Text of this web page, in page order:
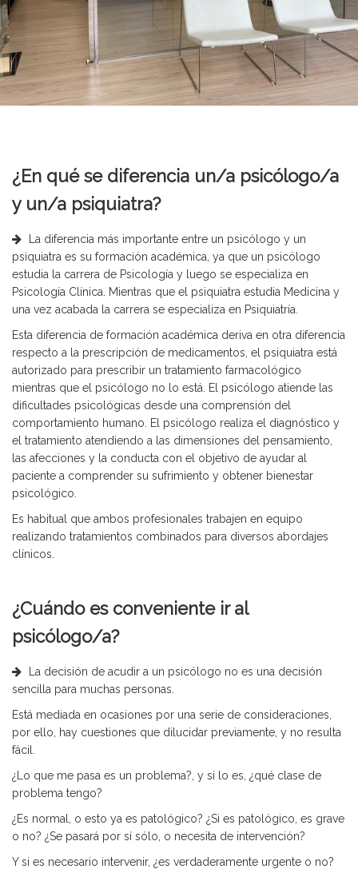
¿En qué se diferencia un/a psicólogo/a
y un/a psiquiatra?
La diferencia más importante entre un psicólogo y un
psiquiatra es su formación académica, ya que un psicólogo
estudia la carrera de Psicología y luego se especializa en
Psicología Clínica. Mientras que el psiquiatra estudia Medicina y
una vez acabada la carrera se especializa en Psiquiatría.
Esta diferencia de formación académica deriva en otra diferencia
respecto a la prescripción de medicamentos, el psiquiatra está
autorizado para prescribir un tratamiento farmacológico
mientras que el psicólogo no lo está. El psicólogo atiende las
dificultades psicológicas desde una comprensión del
comportamiento humano. El psicólogo realiza el diagnóstico y
el tratamiento atendiendo a las dimensiones del pensamiento,
las afecciones y la conducta con el objetivo de ayudar al
paciente a comprender su sufrimiento y obtener bienestar
psicológico.
Es habitual que ambos profesionales trabajen en equipo
realizando tratamientos combinados para diversos abordajes
clínicos.
¿Cuándo es conveniente ir al
psicólogo/a?
La decisión de acudir a un psicólogo no es una decisión
sencilla para muchas personas.
Está mediada en ocasiones por una serie de consideraciones,
por ello, hay cuestiones que dilucidar previamente, y no resulta
fácil.
¿Lo que me pasa es un problema?, y si lo es, ¿qué clase de
problema tengo?
¿Es normal, o esto ya es patológico? ¿Si es patológico, es grave
o no? ¿Se pasará por sí sólo, o necesita de intervención?
Y si es necesario intervenir, ¿es verdaderamente urgente o no?